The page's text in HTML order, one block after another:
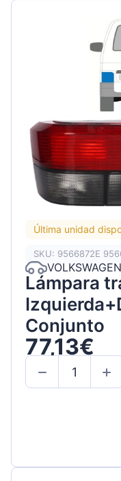
Última unidad
SKU: 9566872E
Lámpara
Conjunto
77,13€